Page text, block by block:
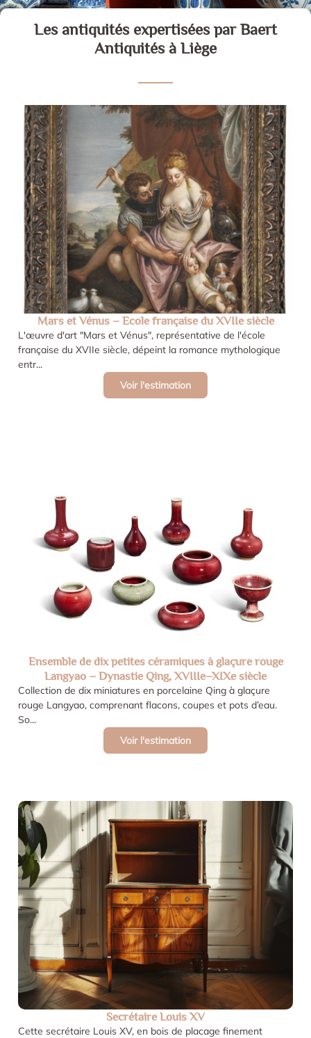
Les antiquités expertisées par Baert
Antiquités à Liège
Mars et Vénus – Ecole française du XVIIe siècle
L'œuvre d'art "Mars et Vénus", représentative de l'école
française du XVIIe siècle, dépeint la romance mythologique
entr...
Voir l'estimation
Ensemble de dix petites céramiques à glaçure rouge
Langyao – Dynastie Qing, XVIIIe–XIXe siècle
Collection de dix miniatures en porcelaine Qing à glaçure
rouge Langyao, comprenant flacons, coupes et pots d’eau.
So...
Voir l'estimation
Secrétaire Louis XV
Cette secrétaire Louis XV, en bois de placage finement